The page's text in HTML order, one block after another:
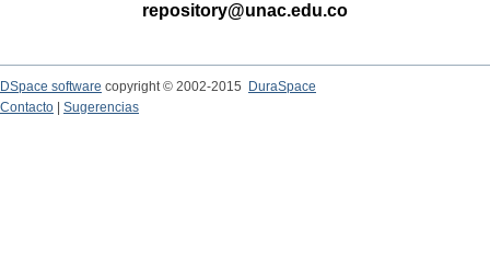
repository@unac.edu.co
DSpace software copyright © 2002-2015
DuraSpace
Contacto
Sugerencias